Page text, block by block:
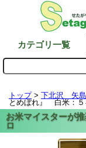
カテゴリ一覧
トップ> 下北沢 矢
とめぼれ』 白米：５